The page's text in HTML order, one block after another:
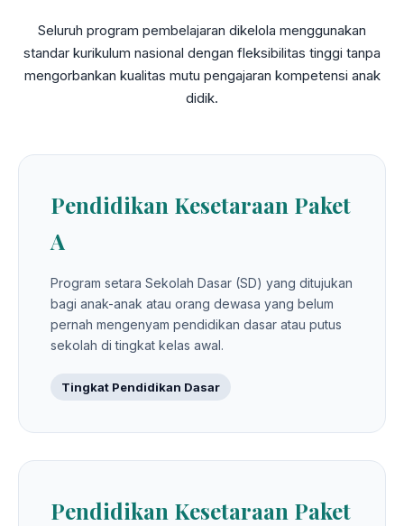
Seluruh program pembelajaran dikelola menggunakan
standar kurikulum nasional dengan fleksibilitas tinggi tanpa
mengorbankan kualitas mutu pengajaran kompetensi anak
didik.
Pendidikan Kesetaraan Paket
A
Program setara Sekolah Dasar (SD) yang ditujukan
bagi anak-anak atau orang dewasa yang belum
pernah mengenyam pendidikan dasar atau putus
sekolah di tingkat kelas awal.
Tingkat Pendidikan Dasar
Pendidikan Kesetaraan Paket